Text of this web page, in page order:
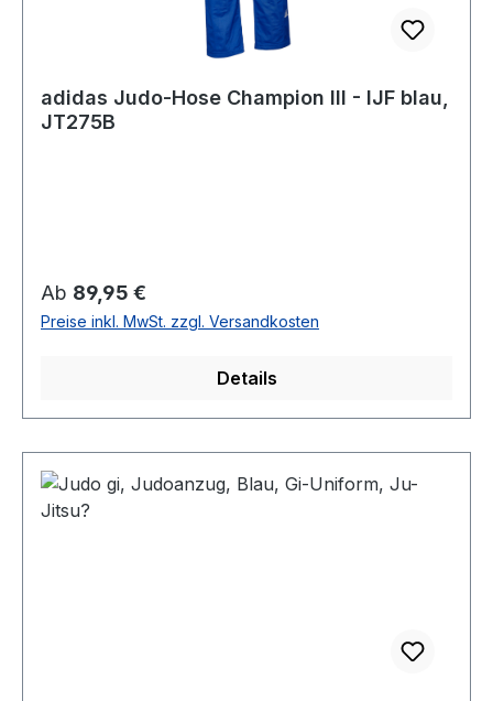
adidas Judo-Hose Champion III - IJF blau,
JT275B
Regulärer Preis:
Ab 89,95 €
Preise inkl. MwSt. zzgl. Versandkosten
Details